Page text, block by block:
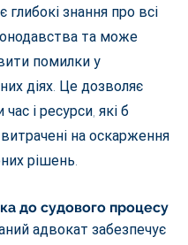
глибокі знання про всі
та може
помилки у
діях. Це дозволяє
і ресурси, які б
на оскарження
рішень.
до судового процесу
адвокат забезпечує